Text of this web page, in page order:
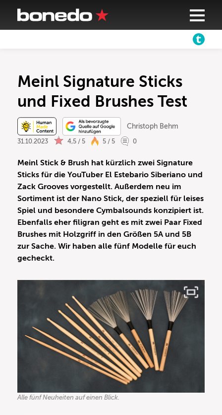
Meinl Signature Sticks
und Fixed Brushes Test
Christoph Behm
31.10.2023 4,5 / 5 5 / 5 0
Meinl Stick & Brush hat kürzlich zwei Signature
Sticks für die YouTuber El Estebario Siberiano und
Zack Grooves vorgestellt. Außerdem neu im
Sortiment ist der Nano Stick, der speziell für leises
Spiel und besondere Cymbalsounds konzipiert ist.
Ebenfalls eher filigran geht es mit zwei Paar Fixed
Brushes mit Holzgriff in den Größen 5A und 5B
zur Sache. Wir haben alle fünf Modelle für euch
gecheckt.
Alle fünf Neuheiten auf einen Blick.